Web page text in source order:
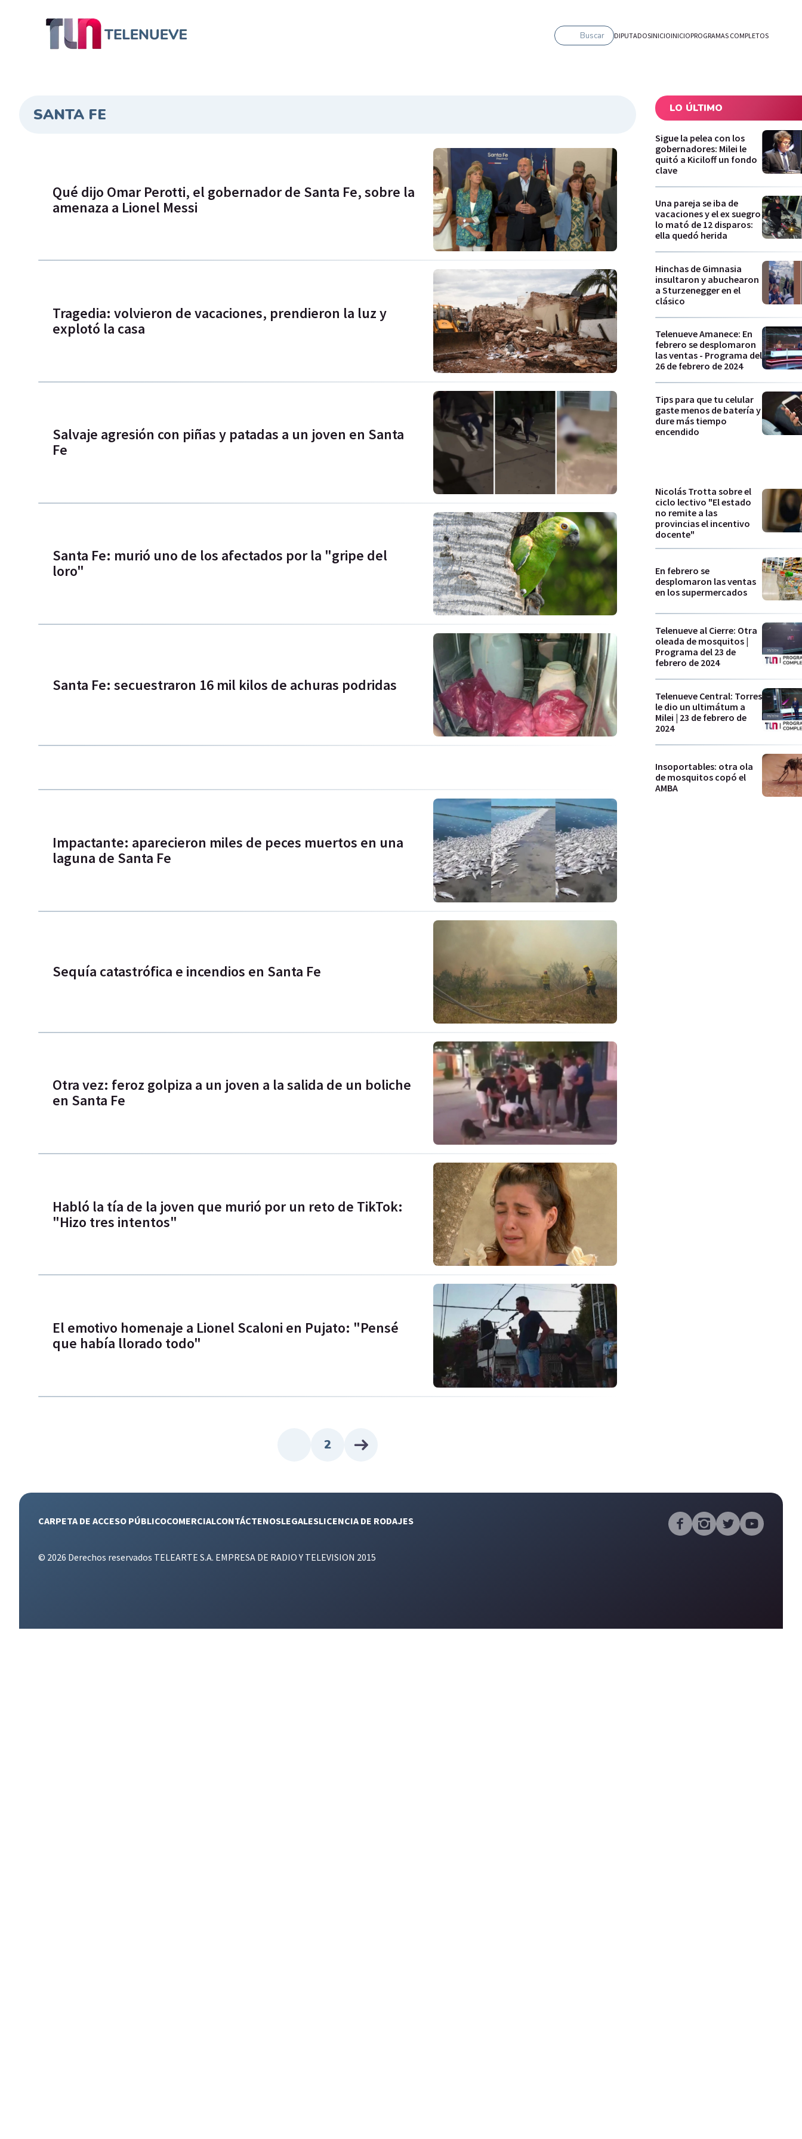
Buscar DIPUTADOSINICIOINICIOPROGRAMAS COMPLETOS
SANTA FE
Qué dijo Omar Perotti, el gobernador de Santa Fe, sobre la
amenaza a Lionel Messi
Tragedia: volvieron de vacaciones, prendieron la luz y
explotó la casa
Salvaje agresión con piñas y patadas a un joven en Santa
Fe
Santa Fe: murió uno de los afectados por la "gripe del
loro"
Santa Fe: secuestraron 16 mil kilos de achuras podridas
Impactante: aparecieron miles de peces muertos en una
laguna de Santa Fe
Sequía catastrófica e incendios en Santa Fe
Otra vez: feroz golpiza a un joven a la salida de un boliche
en Santa Fe
Habló la tía de la joven que murió por un reto de TikTok:
"Hizo tres intentos"
El emotivo homenaje a Lionel Scaloni en Pujato: "Pensé
que había llorado todo"
2
LO ÚLTIMO
Sigue la pelea con los
gobernadores: Milei le
quitó a Kiciloff un fondo
clave
Una pareja se iba de
vacaciones y el ex suegro
lo mató de 12 disparos:
ella quedó herida
Hinchas de Gimnasia
insultaron y abuchearon
a Sturzenegger en el
clásico
Telenueve Amanece: En
febrero se desplomaron
las ventas - Programa del
26 de febrero de 2024
Tips para que tu celular
gaste menos de batería y
dure más tiempo
encendido
Nicolás Trotta sobre el
ciclo lectivo "El estado
no remite a las
provincias el incentivo
docente"
En febrero se
desplomaron las ventas
en los supermercados
Telenueve al Cierre: Otra
oleada de mosquitos |
Programa del 23 de
febrero de 2024
Telenueve Central: Torres
le dio un ultimátum a
Milei | 23 de febrero de
2024
Insoportables: otra ola
de mosquitos copó el
AMBA
CARPETA DE ACCESO PÚBLICOCOMERCIALCONTÁCTENOSLEGALESLICENCIA DE RODAJES
© 2026 Derechos reservados TELEARTE S.A. EMPRESA DE RADIO Y TELEVISION 2015